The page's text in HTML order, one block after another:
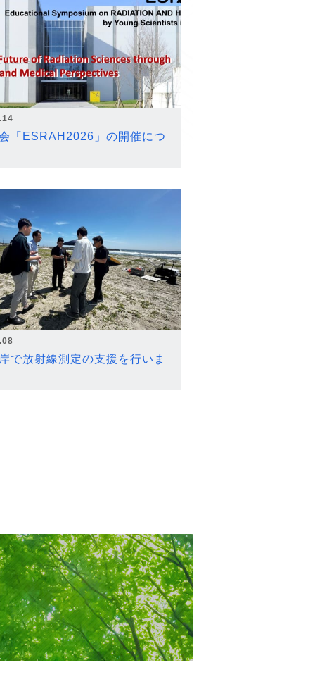
「ESRAH2026」の開催につ
で放射線測定の支援を行いま